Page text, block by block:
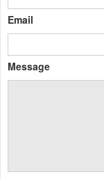
Email
Message